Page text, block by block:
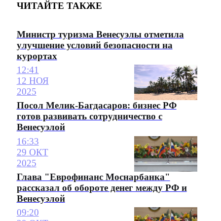
ЧИТАЙТЕ ТАКЖЕ
Министр туризма Венесуэлы отметила
улучшение условий безопасности на
курортах
12:41
12 НОЯ
2025
Посол Мелик-Багдасаров: бизнес РФ
готов развивать сотрудничество с
Венесуэлой
16:33
29 ОКТ
2025
Глава "Еврофинанс Моснарбанка"
рассказал об обороте денег между РФ и
Венесуэлой
09:20